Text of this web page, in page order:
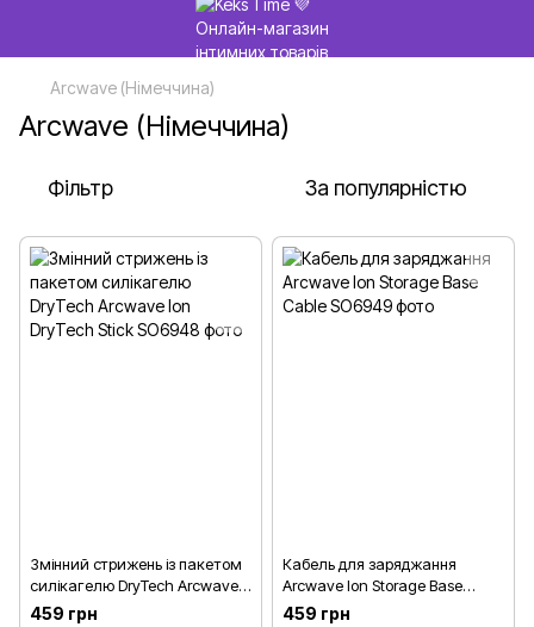
Arcwave (Німеччина)
Arcwave (Німеччина)
Фільтр За популярністю
Змінний стрижень із пакетом
силікагелю DryTech Arcwave
Ion DryTech Stick
459 грн
Кабель для заряджання
Arcwave Ion Storage Base
Cable
459 грн